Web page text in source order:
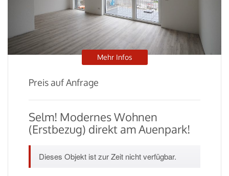
Mehr Infos
Preis auf Anfrage
Selm! Modernes Wohnen
(Erstbezug) direkt am Auenpark!
Dieses Objekt ist zur Zeit nicht verfügbar.